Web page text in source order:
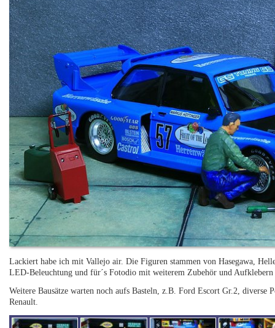
Lackiert habe ich mit Vallejo air. Die Figuren stammen von Hasegawa,
LED-Beleuchtung und für´s Fotodio mit weiterem Zubehör und Aufklebern
Weitere Bausätze warten noch aufs Basteln, z.B. Ford Escort Gr.2, diverse
Renault.